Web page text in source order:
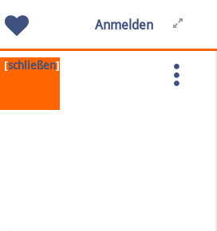
Anmelden
[schließen]